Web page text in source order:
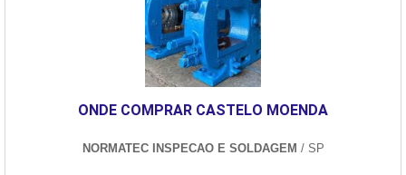
certificar que se tenha queimadores industriais monobloco com
assertividade.Há muitas maneiras eficientes de uma empresa
demonstrar competência, excelência e destaque em sua área de
atuação. A Inovatti Queimadores Industriais se mostra referência
indústrias de diversos ramos; Matéria-prima de excelente
qualidade; Localização privilegiada na Grande São Paulo. Ainda
ONDE COMPRAR CASTELO MOENDA
NORMATEC INSPECAO E SOLDAGEM / SP